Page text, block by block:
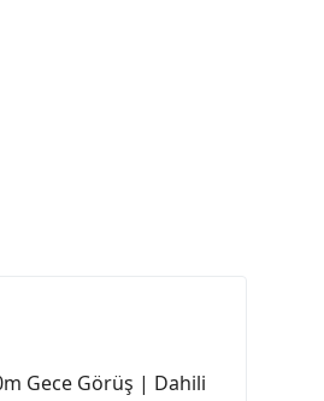
Gece Görüş | Dahili